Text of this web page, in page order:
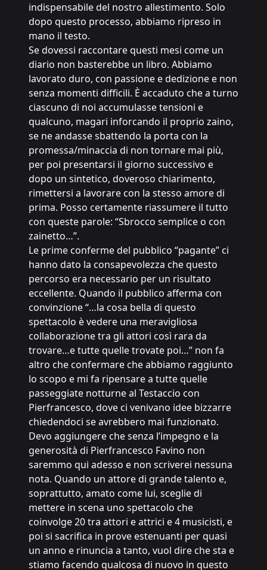
indispensabile del nostro allestimento. Solo
dopo questo processo, abbiamo ripreso in
mano il testo.
Se dovessi raccontare questi mesi come un
diario non basterebbe un libro. Abbiamo
lavorato duro, con passione e dedizione e non
senza momenti difficili. È accaduto che a turno
ciascuno di noi accumulasse tensioni e
qualcuno, magari inforcando il proprio zaino,
se ne andasse sbattendo la porta con la
promessa/minaccia di non tornare mai più,
per poi presentarsi il giorno successivo e
dopo un sintetico, doveroso chiarimento,
rimettersi a lavorare con la stesso amore di
prima. Posso certamente riassumere il tutto
con queste parole: “Sbrocco semplice o con
zainetto…”.
Le prime conferme del pubblico “pagante” ci
hanno dato la consapevolezza che questo
percorso era necessario per un risultato
eccellente. Quando il pubblico afferma con
convinzione “…la cosa bella di questo
spettacolo è vedere una meravigliosa
collaborazione tra gli attori così rara da
trovare…e tutte quelle trovate poi…” non fa
altro che confermare che abbiamo raggiunto
lo scopo e mi fa ripensare a tutte quelle
passeggiate notturne al Testaccio con
Pierfrancesco, dove ci venivano idee bizzarre
chiedendoci se avrebbero mai funzionato.
Devo aggiungere che senza l’impegno e la
generosità di Pierfrancesco Favino non
saremmo qui adesso e non scriverei nessuna
nota. Quando un attore di grande talento e,
soprattutto, amato come lui, sceglie di
mettere in scena uno spettacolo che
coinvolge 20 tra attori e attrici e 4 musicisti, e
poi si sacrifica in prove estenuanti per quasi
un anno e rinuncia a tanto, vuol dire che sta e
stiamo facendo qualcosa di nuovo in questo